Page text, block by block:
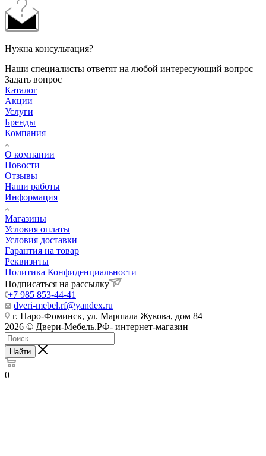
Нужна консультация?
Наши специалисты ответят на любой интересующий вопрос
Задать вопрос
Каталог
Акции
Услуги
Бренды
Компания
О компании
Новости
Отзывы
Наши работы
Информация
Магазины
Условия оплаты
Условия доставки
Гарантия на товар
Реквизиты
Политика Конфиденциальности
Подписаться на рассылку
+7 985 853-44-41
dveri-mebel.rf@yandex.ru
г. Наро-Фоминск, ул. Маршала Жукова, дом 84
2026 © Двери-Мебель.РФ- интернет-магазин
Найти
0